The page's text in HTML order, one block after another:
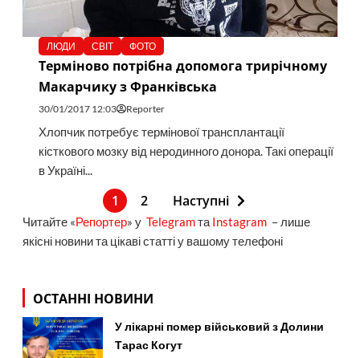
ЛЮДИ СВІТ ФОТО
Терміново потрібна допомога трирічному
Макарчику з Франківська
30/01/2017 12:03 Reporter
Хлопчик потребує термінової трансплантації
кісткового мозку від неродинного донора. Такі операції
в Україні...
1 2 Наступні
Читайте «Репортер» у Telegramта Instagram– лише
якісні новини та цікаві статті у вашому телефоні
ОСТАННІ НОВИНИ
У лікарні помер військовий з Долини
Тарас Когут